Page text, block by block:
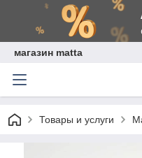
магазин matta
Товары и услуги